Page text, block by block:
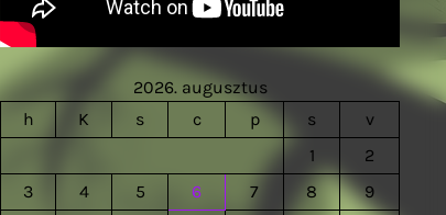
2026. augusztus
h
K s c p s
v
1
2
3
4 5 6 7 8
9